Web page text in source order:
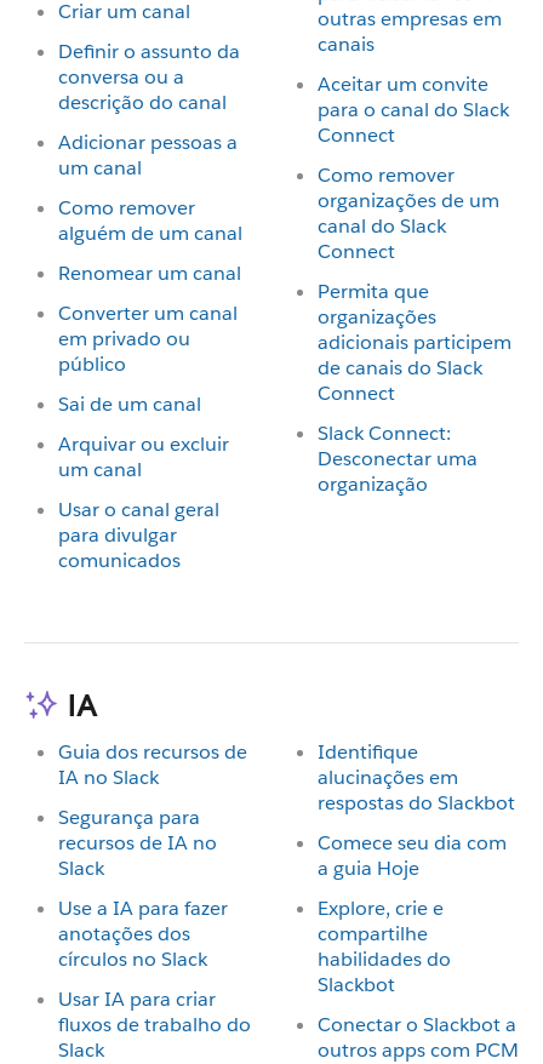
Criar um canal
Definir o assunto da
conversa ou a
descrição do canal
Adicionar pessoas a
um canal
Como remover
alguém de um canal
Renomear um canal
Converter um canal
em privado ou
público
Sai de um canal
Arquivar ou excluir
um canal
Usar o canal geral
para divulgar
comunicados
outras empresas em
canais
Aceitar um convite
para o canal do Slack
Connect
Como remover
organizações de um
canal do Slack
Connect
Permita que
organizações
adicionais participem
de canais do Slack
Connect
Slack Connect:
Desconectar uma
organização
IA
Guia dos recursos de
IA no Slack
Segurança para
recursos de IA no
Slack
Use a IA para fazer
anotações dos
círculos no Slack
Usar IA para criar
fluxos de trabalho do
Slack
Identifique
alucinações em
respostas do Slackbot
Comece seu dia com
a guia Hoje
Explore, crie e
compartilhe
habilidades do
Slackbot
Conectar o Slackbot a
outros apps com PCM